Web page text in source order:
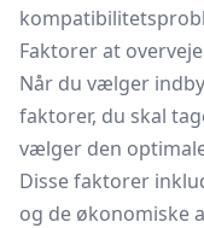
Faktorer at overveje
Når du vælger
faktorer, du skal
vælger den
Disse faktorer
og de økonomiske